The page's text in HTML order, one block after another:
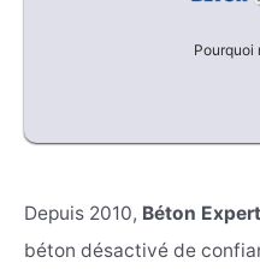
Pourquoi
Depuis 2010, Béton Expert
béton désactivé de